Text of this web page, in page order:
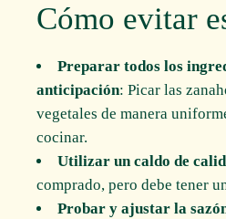
Cómo evitar
Preparar todos los
anticipación: Picar las
vegetales de manera
cocinar.
Utilizar un caldo de
comprado, pero debe tener
Probar y ajustar la